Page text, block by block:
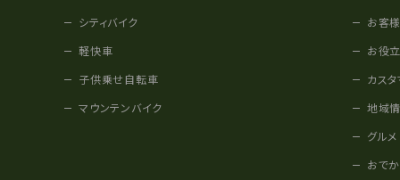
シティバイク
軽快車
子供乗せ自転車
マウンテンバイク
お客様
お役
カス
地域
グルメ
おで